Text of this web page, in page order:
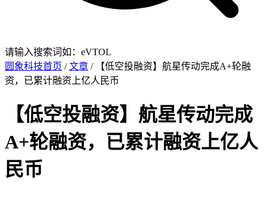
请输入搜索词如：eVTOL
圆象科技首页 /文章 / 【低空投融资】航星传动完成A+轮融
资，已累计融资上亿人民币
【低空投融资】航星传动完成
A+轮融资，已累计融资上亿人
民币